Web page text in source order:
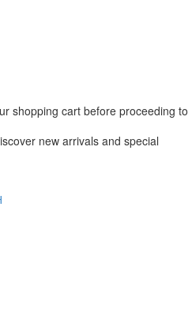
shopping cart before proceeding to
new arrivals and special